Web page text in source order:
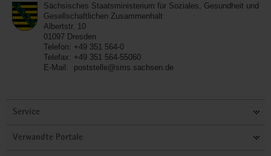
Sächsisches Staatsministerium für Soziales, Gesundheit und
Gesellschaftlichen Zusammenhalt
Albertstr. 10
01097 Dresden
Telefon: +49 351 564-0
Telefax: +49 351 564-55060
E-Mail:
poststelle@sms.sachsen.de
Service
Verwandte Portale